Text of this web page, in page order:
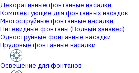
Декоративные фонтанные насадки
Комплектующие для фонтанных насадок
Многоструйные фонтанные насадки
Нитевидные фонтаны (Водный занавес)
Одноструйные фонтанные насадки
Прудовые фонтанные насадки
Освещение для фонтанов